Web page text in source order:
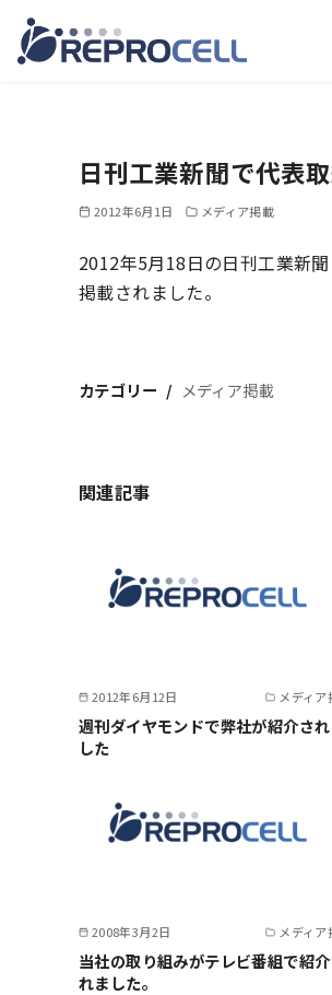
日刊工業新聞で代表
2012年6月1日 メディア掲載
2012年5月18日の日刊工業新
掲載されました。
カテゴリー メディア掲載
関連記事
2012年6月12日 メディア
週刊ダイヤモンドで弊社が紹介さ
した
2008年3月2日 メディア
当社の取り組みがテレビ番組で紹
れました。